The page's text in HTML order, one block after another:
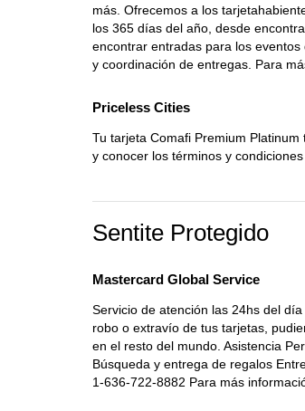
más. Ofrecemos a los
los 365 días del año, desde
encontrar entradas para los
y coordinación de entregas. Para
Priceless Cities
Tu tarjeta Comafi Premium
y conocer los términos y
Sentite Protegido
Mastercard Global Service
Servicio de atención las 24hs del
robo o extravío de tus tarjetas,
en el resto del mundo. Asistencia
Búsqueda y entrega de regalos
1-636-722-8882 Para más